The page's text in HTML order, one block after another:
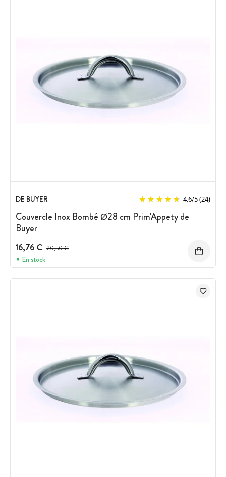
DE BUYER 4.6/5(24)
Couvercle Inox Bombé Ø28 cm Prim'Appety de
Buyer
16,76 € Prix avant réduction :
20,50 €
En stock